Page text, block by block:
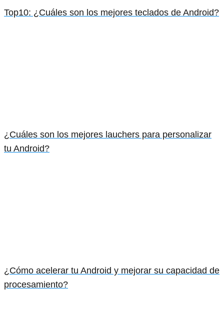
Top10: ¿Cuáles son los mejores teclados de Android?
¿Cuáles son los mejores lauchers para personalizar
tu Android?
¿Cómo acelerar tu Android y mejorar su capacidad de
procesamiento?